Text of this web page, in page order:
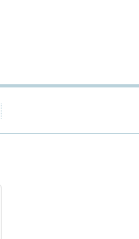
拠点一覧